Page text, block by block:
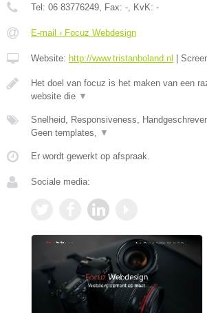
Tel: 06 83776249 , Fax: - , KvK: -
E-mail › Focuz Webdesign
Website: http://www.tristanboland.nl |
Het doel van focuz is het maken van een
website die ▼
Snelheid, Responsiveness,
Geen templates,
▼
Er wordt gewerkt op afspraak.
Sociale media: